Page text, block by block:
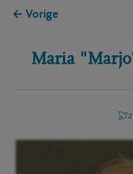
← Vorige
Maria